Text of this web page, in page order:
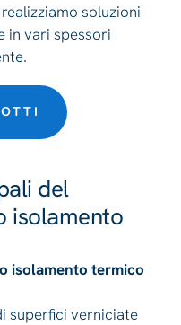
soluzioni
in vari spessori
del
isolamento
isolamento termico
superfici verniciate